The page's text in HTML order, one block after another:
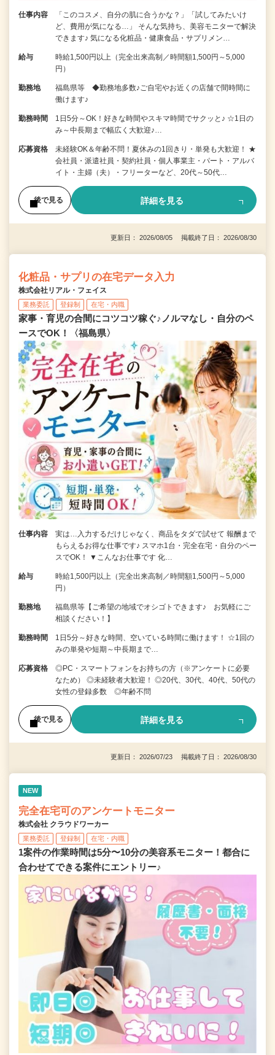
仕事内容
「このコスメ、自分の肌に合うかな？」「試してみたいけ
ど、費用が気になる…」 そんな気持ち、美容モニターで解決
できます♪ 気になる化粧品・健康食品・サプリメン…
給与
時給1,500円以上（完全出来高制／時間額1,500円～5,000
円）
勤務地
福島県等 ◆勤務地多数♪ご自宅やお近くの店舗で間時間に
働けます♪
勤務時間
1日5分～OK！好きな時間やスキマ時間でサクッと♪ ☆1日の
み～中長期まで幅広く大歓迎♪…
応募資格
未経験OK＆年齢不問！夏休みの1回きり・単発も大歓迎！ ★
会社員・派遣社員・契約社員・個人事業主・パート・アルバ
イト・主婦（夫）・フリーターなど、20代～50代…
後で見る 詳細を見る
更新日： 2026/08/05 掲載終了日： 2026/08/30
化粧品・サプリの在宅データ入力
株式会社リアル・フェイス
業務委託 登録制 在宅・内職
家事・育児の合間にコツコツ稼ぐ♪ノルマなし・自分のペ
ースでOK！〈福島県〉
仕事内容
実は…入力するだけじゃなく、商品をタダで試せて 報酬まで
もらえるお得な仕事です♪ スマホ1台・完全在宅・自分のペー
スでOK！ ▼こんなお仕事です 化…
給与
時給1,500円以上（完全出来高制／時間額1,500円～5,000
円）
勤務地
福島県等【ご希望の地域でオシゴトできます♪ お気軽にご
相談ください！】
勤務時間
1日5分～好きな時間、空いている時間に働けます！ ☆1回の
みの単発や短期～中長期まで…
応募資格
◎PC・スマートフォンをお持ちの方（※アンケートに必要
なため） ◎未経験者大歓迎！ ◎20代、30代、40代、50代の
女性の登録多数 ◎年齢不問
後で見る 詳細を見る
更新日： 2026/07/23 掲載終了日： 2026/08/30
NEW
完全在宅可のアンケートモニター
株式会社 クラウドワーカー
業務委託 登録制 在宅・内職
1案件の作業時間は5分〜10分の美容系モニター！都合に
合わせてできる案件にエントリー♪